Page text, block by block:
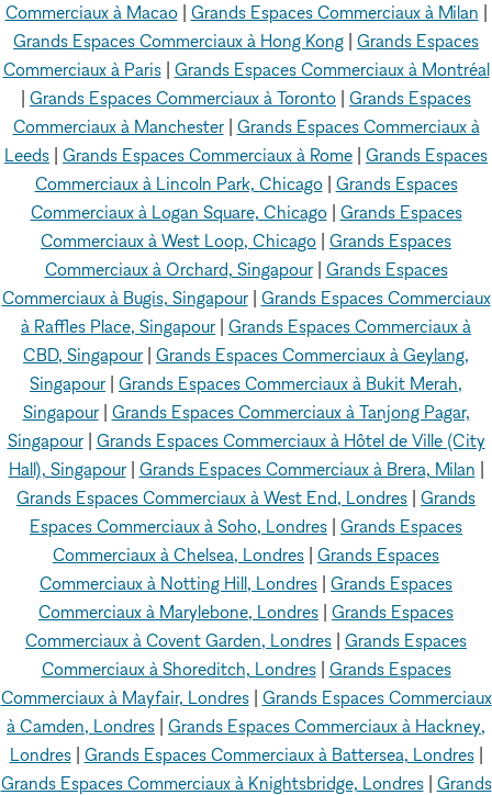
Commerciaux à Macao| Grands Espaces Commerciaux à Milan
Grands Espaces Commerciaux à Hong Kong Grands Espaces
Commerciaux à Paris| Grands Espaces Commerciaux à Montréal
Grands Espaces Commerciaux à Toronto Grands Espaces
Commerciaux à Manchester| Grands Espaces Commerciaux à
Leeds Grands Espaces Commerciaux à Rome Grands Espaces
Commerciaux à Lincoln Park, Chicago| Grands Espaces
Commerciaux à Logan Square, Chicago| Grands Espaces
Commerciaux à West Loop, Chicago Grands Espaces
Commerciaux à Orchard, Singapour| Grands Espaces
Commerciaux à Bugis, Singapour| Grands Espaces Commerciaux
à Raffles Place, Singapour Grands Espaces Commerciaux à
CBD, Singapour Grands Espaces Commerciaux à Geylang,
Singapour Grands Espaces Commerciaux à Bukit Merah,
Singapour| Grands Espaces Commerciaux à Tanjong Pagar,
Singapour| Grands Espaces Commerciaux à Hôtel de Ville (City
Hall), Singapour| Grands Espaces Commerciaux à Brera, Milan
Grands Espaces Commerciaux à West End, Londres Grands
Espaces Commerciaux à Soho, Londres Grands Espaces
Commerciaux à Chelsea, Londres Grands Espaces
Commerciaux à Notting Hill, Londres Grands Espaces
Commerciaux à Marylebone, Londres Grands Espaces
Commerciaux à Covent Garden, Londres Grands Espaces
Commerciaux à Shoreditch, Londres| Grands Espaces
Commerciaux à Mayfair, Londres| Grands Espaces Commerciaux
à Camden, Londres Grands Espaces Commerciaux à Hackney,
Londres| Grands Espaces Commerciaux à Battersea, Londres|
Grands Espaces Commerciaux à Knightsbridge, Londres| Grands